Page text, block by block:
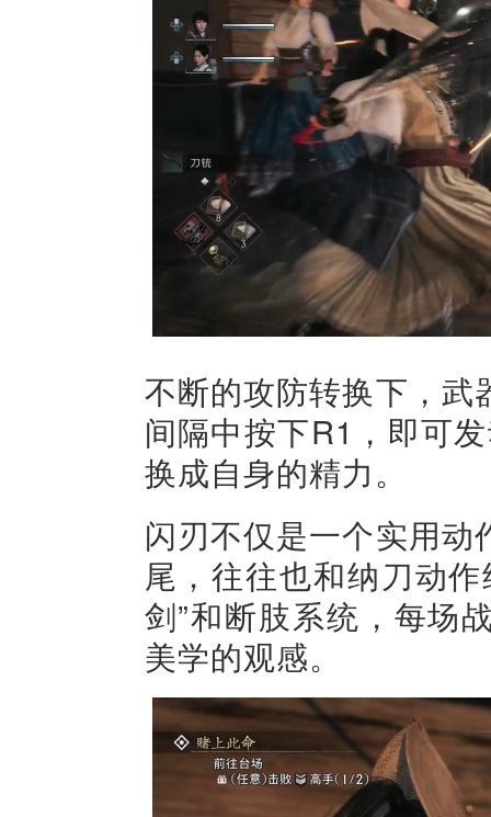
不断的攻防转换下，
间隔中按下R1，即可
换成自身的精力。
闪刃不仅是一个实用
尾，往往也和纳刀动
剑”和断肢系统，每场
美学的观感。